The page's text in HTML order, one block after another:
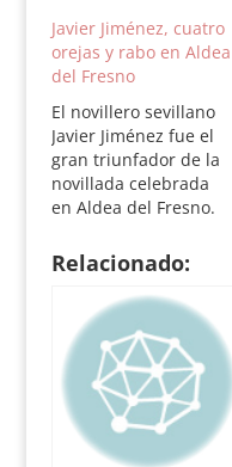
con clase que quiere
hacer las cosa bien y
despacio. Javier
Jiménez, mermado
por su cornada en
Zaragoza, demostró
sus habituales ganas,
si bien su lote no se
Javier Jiménez, cuatro
orejas y rabo en Aldea
del Fresno
El novillero sevillano
Javier Jiménez fue el
gran triunfador de la
novillada celebrada
en Aldea del Fresno.
un rabo en una
jornada apoteósica.
Plaza de toros de
Aldea del Fresno.
Novillos de La Laguna.
Bien presentados y de
buen juego, 3 y 6
premiados con la…
Relacionado: